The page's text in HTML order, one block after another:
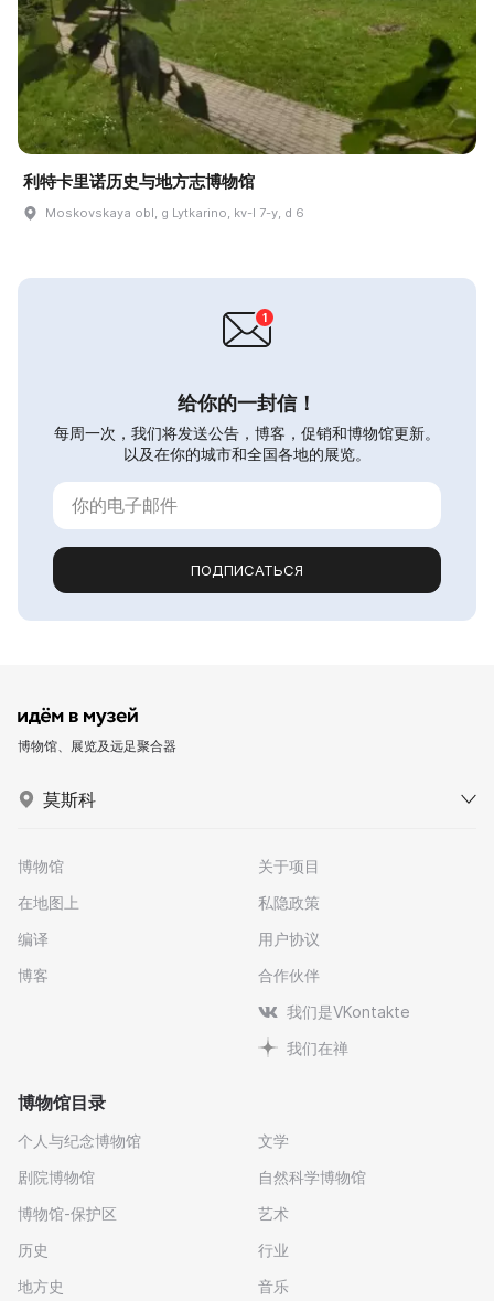
利特卡里诺历史与地方志博物馆
Moskovskaya obl, g Lytkarino, kv-l 7-y, d 6
给你的一封信！
每周一次，我们将发送公告，博客，促销和博物馆更新。
以及在你的城市和全国各地的展览。
ПОДПИСАТЬСЯ
博物馆、展览及远足聚合器
莫斯科
博物馆
在地图上
编译
博客
关于项目
私隐政策
用户协议
合作伙伴
我们是VKontakte
我们在禅
博物馆目录
个人与纪念博物馆
剧院博物馆
博物馆-保护区
历史
地方史
文学
自然科学博物馆
艺术
行业
音乐